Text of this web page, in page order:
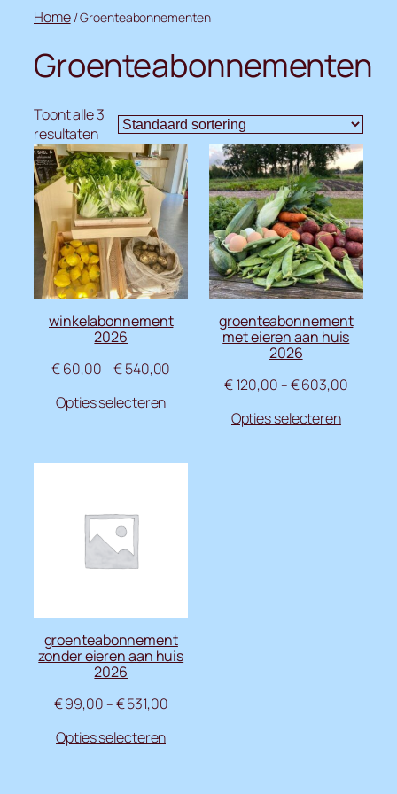
inhoud
Home/ Groenteabonnementen
Groenteabonnementen
Toont alle 3
resultaten
winkelabonnement
2026
€60,00–€540,00
Opties selecteren
groenteabonnement
met eieren aan huis
2026
€120,00 – €603,00
Opties selecteren
groenteabonnement
zonder eieren aan huis
2026
€99,00 – €531,00
Opties selecteren